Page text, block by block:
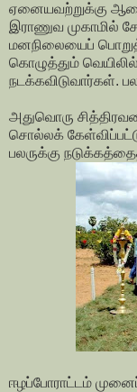
ஏனையவற்றுக்கு
இராணுவ முகாமில்
மனநிலையைப்
கொழுத்தும்
நடக்கவிடுவார்கள்.
அதுவொரு
சொல்லக்
பலருக்கு
ஈழப்போராட்டம்